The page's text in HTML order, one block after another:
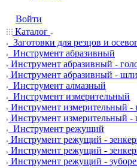
Войти
Каталог
Заготовки для резцов и
Инструмент абразивный
Инструмент абразивный -
Инструмент абразивный -
Инструмент алмазный
Инструмент измерительный
Инструмент измерительный -
Инструмент измерительный -
Инструмент режущий
Инструмент режущий -
Инструмент режущий -
Инструмент режущий -